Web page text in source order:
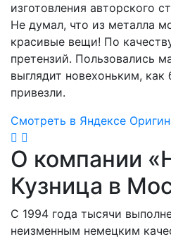
изготовления авторского
Не думал, что из металла
красивые вещи! По
претензий. Пользовались
выглядит новехоньким, как
привезли.
Смотреть в Яндексе
О компании
Кузница в
С 1994 года тысячи
неизменным немецким